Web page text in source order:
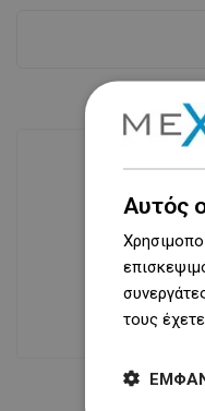
Σύγχρονο
31 000 m²
θέσεις
500 000
Αυτός
τους